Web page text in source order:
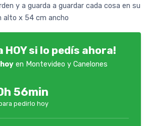
y a guarda a guardar cada cosa en su
alto x 54 cm ancho
HOY si lo pedís ahora!
hoy en Montevideo y Canelones
56min
pedirlo hoy